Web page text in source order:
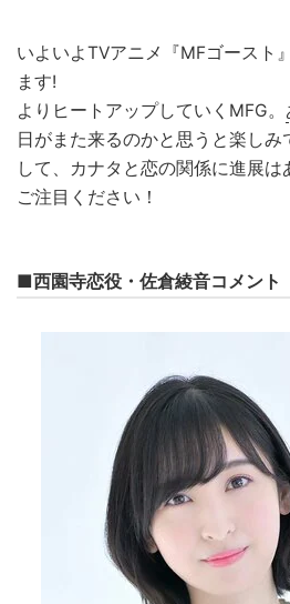
いよいよTVアニメ『MFゴースト
ます!
よりヒートアップしていくMFG。
日がまた来るのかと思うと楽し
して、カナタと恋の関係に進展は
ご注目ください！
■西園寺恋役・佐倉綾音コメント